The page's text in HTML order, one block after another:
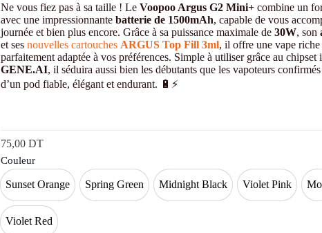
Ne vous fiez pas à sa taille ! Le Voopoo Argus G2 Mini+ combine un
avec une impressionnante batterie de 1500mAh, capable de vous
journée et bien plus encore. Grâce à sa puissance maximale de 30W, son
et ses nouvelles cartouches ARGUS Top Fill 3ml, il offre une vape riche
parfaitement adaptée à vos préférences. Simple à utiliser grâce au chipset
GENE.AI, il séduira aussi bien les débutants que les vapoteurs
d’un pod fiable, élégant et endurant. 🔋⚡
75,00 DT
Couleur
Sunset OrangeSunset OrangeSpring GreenSpring GreenMidnight BlackMidnight BlackViolet PinkViolet Pink
Violet Red
Violet Red